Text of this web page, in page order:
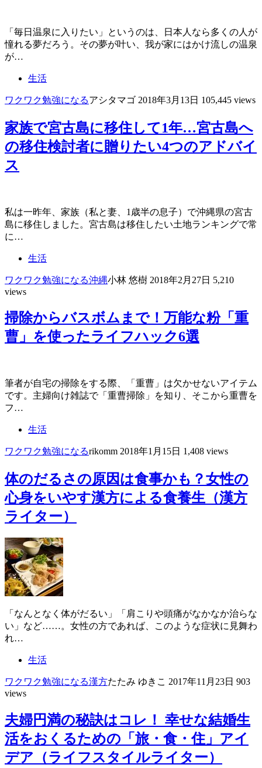
「毎日温泉に入りたい」というのは、日本人なら多くの人が
憧れる夢だろう。その夢が叶い、我が家にはかけ流しの温泉
が…
生活
ワクワク勉強になるアシタマゴ 2018年3月13日 105,445 views
家族で宮古島に移住して1年…宮古島へ
の移住検討者に贈りたい4つのアドバイ
ス
私は一昨年、家族（私と妻、1歳半の息子）で沖縄県の宮古
島に移住しました。宮古島は移住したい土地ランキングで常
に…
生活
ワクワク勉強になる沖縄小林 悠樹 2018年2月27日 5,210
views
掃除からバスボムまで！万能な粉「重
曹」を使ったライフハック6選
筆者が自宅の掃除をする際、「重曹」は欠かせないアイテム
です。主婦向け雑誌で「重曹掃除」を知り、そこから重曹を
フ…
生活
ワクワク勉強になるrikomm 2018年1月15日 1,408 views
体のだるさの原因は食事かも？女性の
心身をいやす漢方による食養生（漢方
ライター）
「なんとなく体がだるい」「肩こりや頭痛がなかなか治らな
い」など……。女性の方であれば、このような症状に見舞わ
れ…
生活
ワクワク勉強になる漢方たたみ ゆきこ 2017年11月23日 903
views
夫婦円満の秘訣はコレ！ 幸せな結婚生
活をおくるための「旅・食・住」アイ
デア（ライフスタイルライター）